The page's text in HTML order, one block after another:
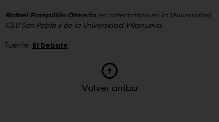
Rafael Pampillón Olmedoes catedrático en la Universidad
CEU San Pablo y de la Universidad Villanueva.
Fuente: El Debate
Volver arriba